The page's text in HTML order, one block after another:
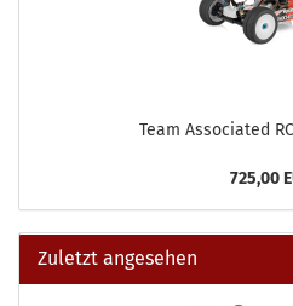
Team Associated
725,00
Zuletzt angesehen